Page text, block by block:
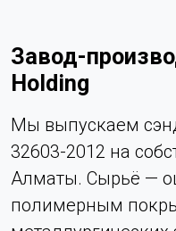
Завод-
Holding
Мы выпускаем
32603-2012 на
Алматы. Сырьё —
полимерным